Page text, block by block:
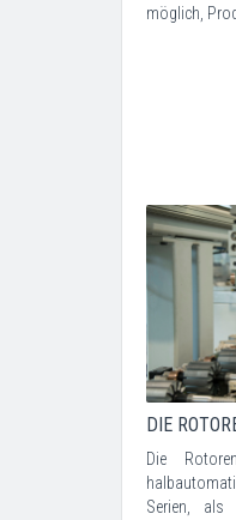
möglich,
DIE
Die
Serien, als